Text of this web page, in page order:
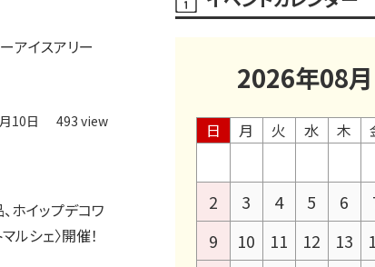
アイスアリー
10日 493 view
ホイップデコワ
シェ〉開催！
2026年08月
日
月 火 水 木
2
3 4 5 6
9
10 11 12 13